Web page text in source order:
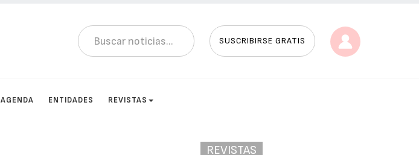
SUSCRIBIRSE GRATIS
AGENDA ENTIDADES REVISTAS
REVISTAS